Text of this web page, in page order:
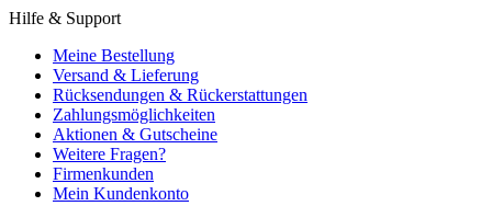
Hilfe & Support
Meine Bestellung
Versand & Lieferung
Rücksendungen & Rückerstattungen
Zahlungsmöglichkeiten
Aktionen & Gutscheine
Weitere Fragen?
Firmenkunden
Mein Kundenkonto